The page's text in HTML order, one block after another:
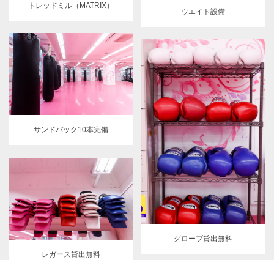
トレッドミル（MATRIX）
ウエイト設備
サンドバック10本完備
グローブ貸出無料
レガース貸出無料